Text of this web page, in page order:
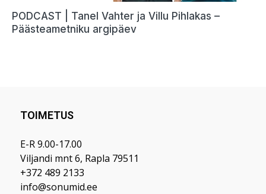
TOIMETUS
E-R 9.00-17.00
Viljandi mnt 6, Rapla 79511
+372 489 2133
info@sonumid.ee